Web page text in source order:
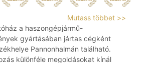
Mutass többet >>
a haszongépjármű-
gyártásában jártas cégként
Pannonhalmán található.
különféle megoldásokat kínál